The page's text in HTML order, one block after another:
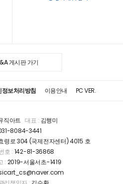
게시판 가기
정보처리방침 이용안내 PC VER.
직아트 대표 : 김행미
8084-3441
령로 304 (국제전자센터) 4015 호
호 : 142-81-36868
: 2019-서울서초-1419